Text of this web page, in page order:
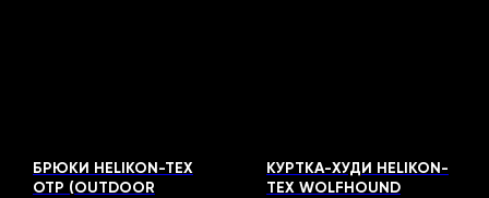
БРЮКИ HELIKON-TEX
OTP (OUTDOOR
КУРТКА-ХУДИ HELIKON-
TEX WOLFHOUND